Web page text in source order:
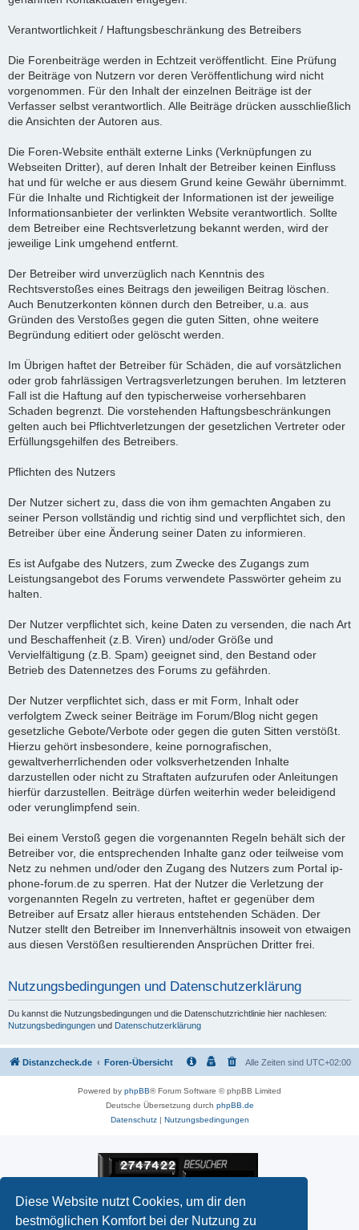
Diese Website nutzt Cookies, um dir den
bestmöglichen Komfort bei der Nutzung zu
Verantwortlichkeit / Haftungsbeschränkung des Betreibers
Die Forenbeiträge werden in Echtzeit veröffentlicht. Eine Prüfung
der Beiträge von Nutzern vor deren Veröffentlichung wird nicht
vorgenommen. Für den Inhalt der einzelnen Beiträge ist der
Verfasser selbst verantwortlich. Alle Beiträge drücken ausschließlich
die Ansichten der Autoren aus.
Die Foren-Website enthält externe Links (Verknüpfungen zu
Webseiten Dritter), auf deren Inhalt der Betreiber keinen Einfluss
hat und für welche er aus diesem Grund keine Gewähr übernimmt.
Für die Inhalte und Richtigkeit der Informationen ist der jeweilige
Informationsanbieter der verlinkten Website verantwortlich. Sollte
dem Betreiber eine Rechtsverletzung bekannt werden, wird der
jeweilige Link umgehend entfernt.
Der Betreiber wird unverzüglich nach Kenntnis des
Rechtsverstoßes eines Beitrags den jeweiligen Beitrag löschen.
Auch Benutzerkonten können durch den Betreiber, u.a. aus
Gründen des Verstoßes gegen die guten Sitten, ohne weitere
Begründung editiert oder gelöscht werden.
Im Übrigen haftet der Betreiber für Schäden, die auf vorsätzlichen
oder grob fahrlässigen Vertragsverletzungen beruhen. Im letzteren
Fall ist die Haftung auf den typischerweise vorhersehbaren
Schaden begrenzt. Die vorstehenden Haftungsbeschränkungen
gelten auch bei Pflichtverletzungen der gesetzlichen Vertreter oder
Erfüllungsgehilfen des Betreibers.
Pflichten des Nutzers
Der Nutzer sichert zu, dass die von ihm gemachten Angaben zu
seiner Person vollständig und richtig sind und verpflichtet sich, den
Betreiber über eine Änderung seiner Daten zu informieren.
Es ist Aufgabe des Nutzers, zum Zwecke des Zugangs zum
Leistungsangebot des Forums verwendete Passwörter geheim zu
halten.
Der Nutzer verpflichtet sich, keine Daten zu versenden, die nach Art
und Beschaffenheit (z.B. Viren) und/oder Größe und
Vervielfältigung (z.B. Spam) geeignet sind, den Bestand oder
Betrieb des Datennetzes des Forums zu gefährden.
Der Nutzer verpflichtet sich, dass er mit Form, Inhalt oder
verfolgtem Zweck seiner Beiträge im Forum/Blog nicht gegen
gesetzliche Gebote/Verbote oder gegen die guten Sitten verstößt.
Hierzu gehört insbesondere, keine pornografischen,
gewaltverherrlichenden oder volksverhetzenden Inhalte
darzustellen oder nicht zu Straftaten aufzurufen oder Anleitungen
hierfür darzustellen. Beiträge dürfen weiterhin weder beleidigend
oder verunglimpfend sein.
Bei einem Verstoß gegen die vorgenannten Regeln behält sich der
Betreiber vor, die entsprechenden Inhalte ganz oder teilweise vom
Netz zu nehmen und/oder den Zugang des Nutzers zum Portal ip-
phone-forum.de zu sperren. Hat der Nutzer die Verletzung der
vorgenannten Regeln zu vertreten, haftet er gegenüber dem
Betreiber auf Ersatz aller hieraus entstehenden Schäden. Der
Nutzer stellt den Betreiber im Innenverhältnis insoweit von etwaigen
aus diesen Verstößen resultierenden Ansprüchen Dritter frei.
Nutzungsbedingungen und Datenschutzerklärung
Du kannst die Nutzungsbedingungen und die Datenschutzrichtlinie hier nachlesen:
Nutzungsbedingungen und Datenschutzerklärung
Distanzcheck.de Foren-Übersicht Alle Zeiten sind UTC+02:00
Powered by phpBB® Forum Software © phpBB Limited
Deutsche Übersetzung durch phpBB.de
Datenschutz| Nutzungsbedingungen